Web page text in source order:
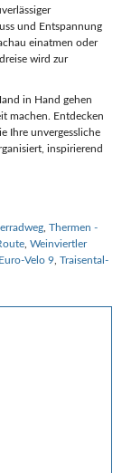
und Entspannung
einatmen oder
wird zur
in Hand gehen
machen. Entdecken
Ihre unvergessliche
inspirierend
Thermen -
Weinviertler
Euro-Velo 9 Traisental-